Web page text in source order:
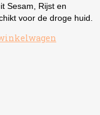
Sesam, Rijst en
voor de droge huid.